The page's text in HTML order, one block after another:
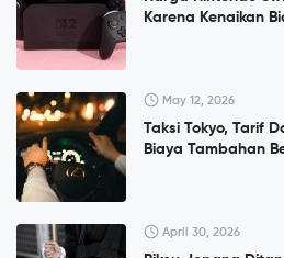
Karena Kenaikan
May 12, 2026
Taksi Tokyo, Tarif
Biaya Tambahan
April 30, 2026